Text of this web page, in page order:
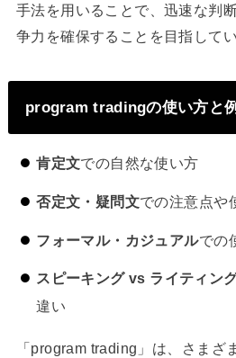
手法を用いることで、迅速な判
争力を確保することを目指してい
program tradingの使い方と
肯定文での自然な使い方
否定文・疑問文での注意点や
フォーマル・カジュアルでの
スピーキング vs ライティン
違い
「program trading」は、さまざ